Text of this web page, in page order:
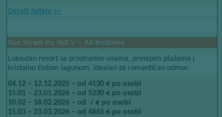
Detalji hotela​​ >>
Sun Siyam Iru Veli​​ 5*– All Inclusive
Luksuzan resort sa prostranim vilama, prelepim plažama i
kristalno čistom lagunom, idealan za romantičan odmor.
04.12 – 12.12.2025 – od 4130 € po osobi
15.01 – 23.01.2026 – od 5230 € po osobi
10.02 – 18.02.2026 – od ​​ / € po osobi
15.03 – 23.03.2026 – od 4865 € po osobi